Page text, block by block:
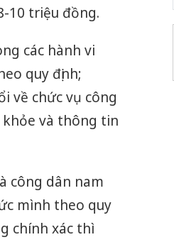
10 triệu đồng.
các hành vi
quy định;
về chức vụ công
và thông tin
công dân nam
mình theo quy
chính xác thì